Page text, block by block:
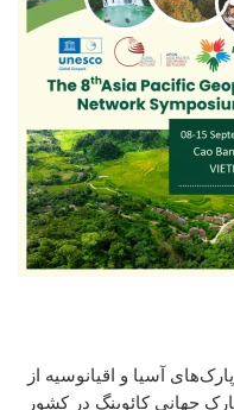
آسیا و اقیانوسیه از
ژئوپارک جهانی کائوبنگ در کشور